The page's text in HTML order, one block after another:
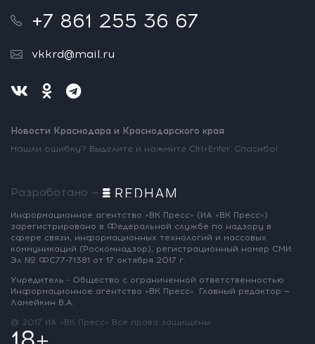
+7 861 255 36 67
vkkrd@mail.ru
Новости Краснодара и Краснодарского края
Нашли ошибку? Выделите и нажмите Ctrl+Enter. Спасибо!
Разработано —
Информационное агентство «ВК Пресс» (ИА «ВК Пресс»)
зарегистрировано в Федеральной службе по надзору в
сфере связи, информационных технологий и массовых
коммуникаций (Роскомнадзор), регистрационный номер СМИ:
Эл № ФС77-71381 от 17 октября 2017 г.
Учредитель - Общество с ограниченной ответственностью
Информационное агентство «ВК Пресс». Главный редактор —
Ламейкин В.А.
@ 2017 ИА «ВК Пресс» Все права защищены